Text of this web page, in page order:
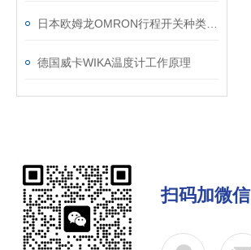
德国威卡WIKA温度计工作原理
扫码加微信